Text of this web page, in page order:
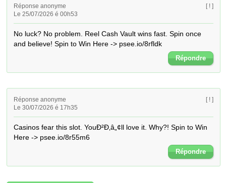
Réponse anonyme
Le 25/07/2026 é 00h53
[ ! ]
No luck? No problem. Reel Cash Vault wins fast. Spin once
and believe! Spin to Win Here -> psee.io/8rfldk
Répondre
Réponse anonyme
Le 30/07/2026 é 17h35
[ ! ]
Casinos fear this slot. YouÐ²Ð‚â„¢ll love it. Why?! Spin to Win
Here -> psee.io/8r55m6
Répondre